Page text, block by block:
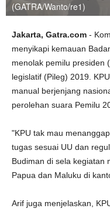
(GATRA/Wanto/re1)
Jakarta, Gatra.com -
menyikapi kemauan
menolak pemilu presiden
legislatif (Pileg) 2019.
manual berjenjang
perolehan suara Pemilu
"KPU tak mau
tugas sesuai UU dan
Budiman di sela kegiatan
Papua dan Maluku di
Arif juga menjelaskan,